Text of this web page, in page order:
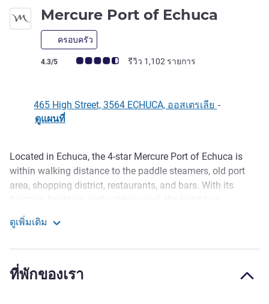
Mercure Port of Echuca
ครอบครัว
คะแนนความคิดเห็นจากแขก (เรทติ้งบน ALL)
4.3/5 รีวิว 1,102 รายการ
465 High Street, 3564 ECHUCA, ออสเตรเลีย -
ดูแผนที่
รายละเอียด
Located in Echuca, the 4-star Mercure Port of Echuca is
within walking distance to the paddle steamers, old port
area, shopping district, restaurants, and bars. With its
everything you need for both business and leisure
travellers alike.
Only a 2 ½ hour drive from Melbourne, Mercure Port of
Echuca is located in the centre of town. Right between the
old and the new. With a short walk to all Echuca has to
ดูเพิ่มเติม
ที่พักของเรา